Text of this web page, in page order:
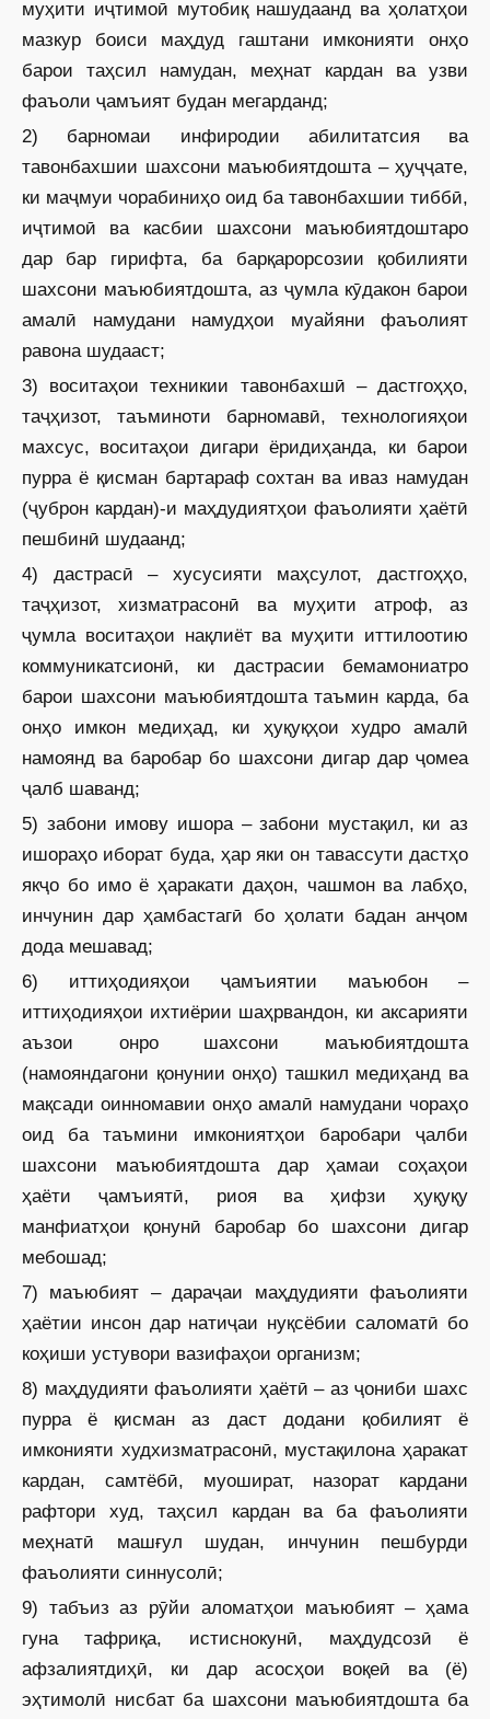
муҳити иҷтимоӣ мутобиқ нашудаанд ва ҳолатҳои
мазкур боиси маҳдуд гаштани имконияти онҳо
барои таҳсил намудан, меҳнат кардан ва узви
фаъоли ҷамъият будан мегарданд;
2) барномаи инфиродии абилитатсия ва
тавонбахшии шахсони маъюбиятдошта – ҳуҷҷате,
ки маҷмуи чорабиниҳо оид ба тавонбахшии тиббӣ,
иҷтимоӣ ва касбии шахсони маъюбиятдоштаро
дар бар гирифта, ба барқарорсозии қобилияти
шахсони маъюбиятдошта, аз ҷумла кӯдакон барои
амалӣ намудани намуд­ҳои муайяни фаъолият
равона шудааст;
3) воситаҳои техникии тавонбахшӣ – дастгоҳҳо,
таҷҳизот, таъминоти барномавӣ, технологияҳои
махсус, воситаҳои дигари ёридиҳанда, ки барои
пурра ё қисман бартараф сохтан ва иваз намудан
(ҷуброн кардан)-и маҳдудиятҳои фаъолияти ҳаётӣ
пешбинӣ шудаанд;
4) дастрасӣ – хусусияти маҳсулот, дастгоҳҳо,
таҷҳизот, хизмат­расонӣ ва муҳити атроф, аз
ҷумла воситаҳои нақлиёт ва муҳити иттилоотию
коммуникатсионӣ, ки дастрасии бемамониатро
барои шахсони маъюбиятдошта таъмин карда, ба
онҳо имкон медиҳад, ки ҳуқуқҳои худро амалӣ
намоянд ва баробар бо шахсони дигар дар ҷомеа
ҷалб шаванд;
5) забони имову ишора – забони мустақил, ки аз
ишораҳо иборат буда, ҳар яки он тавассути дастҳо
якҷо бо имо ё ҳаракати даҳон, чашмон ва лабҳо,
инчунин дар ҳамбастагӣ бо ҳолати бадан анҷом
дода мешавад;
6) иттиҳодияҳои ҷамъиятии маъюбон –
иттиҳодияҳои ихтиёрии шаҳрвандон, ки аксарияти
аъзои онро шахсони маъюбиятдошта
(намояндагони қонунии онҳо) ташкил медиҳанд ва
мақсади оинномавии онҳо амалӣ намудани чораҳо
оид ба таъмини имкониятҳои баробари ҷалби
шахсони маъюбиятдошта дар ҳамаи соҳаҳои
ҳаёти ҷамъиятӣ, риоя ва ҳифзи ҳуқуқу
манфиатҳои қонунӣ баробар бо шахсони дигар
мебошад;
7) маъюбият – дараҷаи маҳдудияти фаъолияти
ҳаётии инсон дар натиҷаи нуқсёбии саломатӣ бо
коҳиши устувори вазифаҳои организм;
8) маҳдудияти фаъолияти ҳаётӣ – аз ҷониби шахс
пурра ё қисман аз даст додани қобилият ё
имконияти худхизматрасонӣ, мустақилона ҳаракат
кардан, самтёбӣ, муошират, назорат кардани
рафтори худ, таҳсил кардан ва ба фаъолияти
меҳнатӣ машғул шудан, инчунин пешбурди
фаъолияти синнусолӣ;
9) табъиз аз рӯйи аломатҳои маъюбият – ҳама
гуна тафриқа, истиснокунӣ, маҳдудсозӣ ё
афзалиятдиҳӣ, ки дар асосҳои воқеӣ ва (ё)
эҳтимолӣ нисбат ба шахсони маъюбиятдошта ба